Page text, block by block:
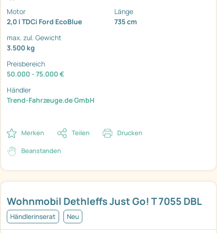
Wohnmobil Dethleffs Just Go! T 7055 DBL
Händlerinserat Neu
Motor
2,0 l TDCi Ford EcoBlue
Länge
735 cm
max. zul. Gewicht
3.500 kg
Preisbereich
50.000 - 75.000 €
Händler
Trend-Fahrzeuge.de GmbH
Merken Teilen Drucken
Beanstanden